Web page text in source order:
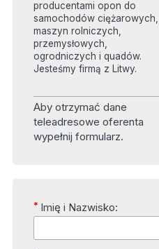
producentami opon do
samochodów ciężarowych,
maszyn rolniczych,
przemysłowych,
ogrodniczych i quadów.
Jesteśmy firmą z Litwy.
Aby otrzymać dane
teleadresowe oferenta
wypełnij formularz.
* Imię i Nazwisko: